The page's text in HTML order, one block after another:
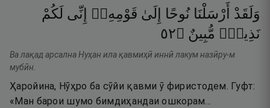
وَلَقَدْ أَرْسَلْنَا نُوحًا إِلَىٰ قَوْمِهِۦٓ إِنِّى لَكُمْ
نَذِيرٌۭ مُّبِينٌ ۝٢٥
Ва лақад арсална Нуҳан ила қавмиҳӣ иннӣ лакум назӣру-м
мубӣн.
Ҳаройина, Нӯҳро ба сӯйи қавми ӯ фиристодем. Гуфт:
«Ман барои шумо бимдиҳандаи ошкорам…